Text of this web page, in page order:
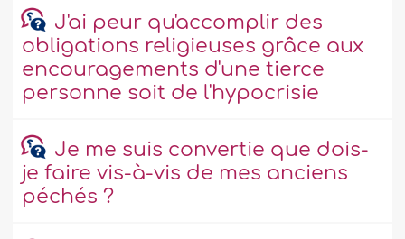
J'ai peur qu'accomplir des
obligations religieuses grâce aux
encouragements d'une tierce
personne soit de l'hypocrisie
Je me suis convertie que dois-
je faire vis-à-vis de mes anciens
péchés ?